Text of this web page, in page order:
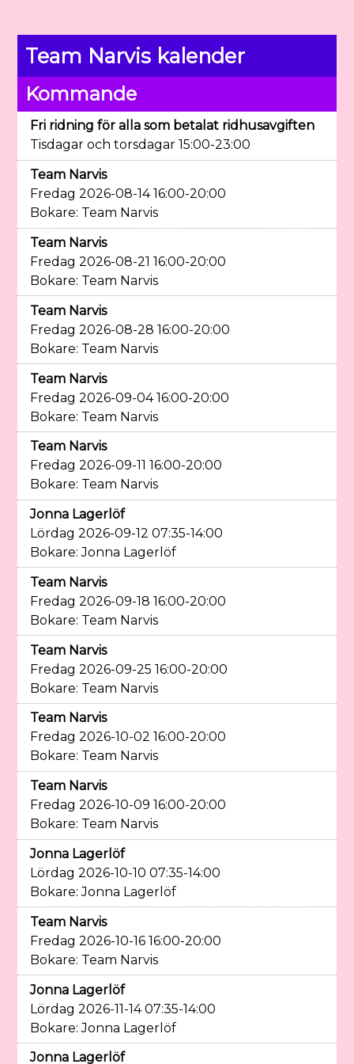
Team Narvis kalender
Kommande
Fri ridning för alla som betalat ridhusavgiften
Tisdagar och torsdagar 15:00-23:00
Team Narvis
Fredag 2026-08-14 16:00-20:00
Bokare: Team Narvis
Team Narvis
Fredag 2026-08-21 16:00-20:00
Bokare: Team Narvis
Team Narvis
Fredag 2026-08-28 16:00-20:00
Bokare: Team Narvis
Team Narvis
Fredag 2026-09-04 16:00-20:00
Bokare: Team Narvis
Team Narvis
Fredag 2026-09-11 16:00-20:00
Bokare: Team Narvis
Jonna Lagerlöf
Lördag 2026-09-12 07:35-14:00
Bokare: Jonna Lagerlöf
Team Narvis
Fredag 2026-09-18 16:00-20:00
Bokare: Team Narvis
Team Narvis
Fredag 2026-09-25 16:00-20:00
Bokare: Team Narvis
Team Narvis
Fredag 2026-10-02 16:00-20:00
Bokare: Team Narvis
Team Narvis
Fredag 2026-10-09 16:00-20:00
Bokare: Team Narvis
Jonna Lagerlöf
Lördag 2026-10-10 07:35-14:00
Bokare: Jonna Lagerlöf
Team Narvis
Fredag 2026-10-16 16:00-20:00
Bokare: Team Narvis
Jonna Lagerlöf
Lördag 2026-11-14 07:35-14:00
Bokare: Jonna Lagerlöf
Jonna Lagerlöf